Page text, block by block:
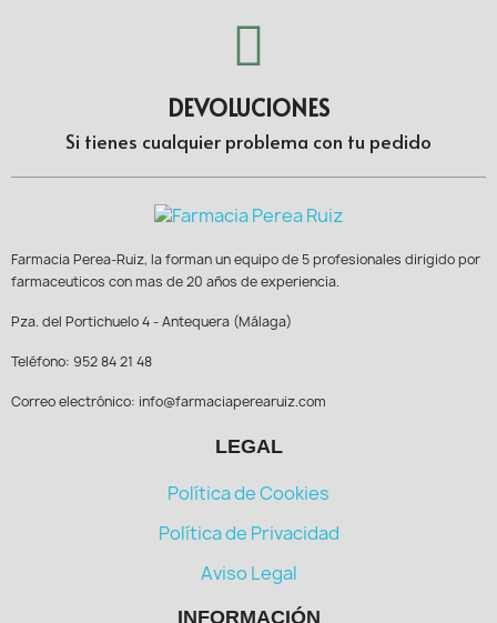
DEVOLUCIONES
Si tienes cualquier problema con tu pedido
Farmacia Perea-Ruiz, la forman un equipo de 5 profesionales dirigido por
farmaceuticos con mas de 20 años de experiencia.
Pza. del Portichuelo 4 - Antequera (Málaga)
Teléfono: 952 84 21 48
Correo electrónico: info@farmaciaperearuiz.com
LEGAL
Política de Cookies
Política de Privacidad
Aviso Legal
INFORMACIÓN